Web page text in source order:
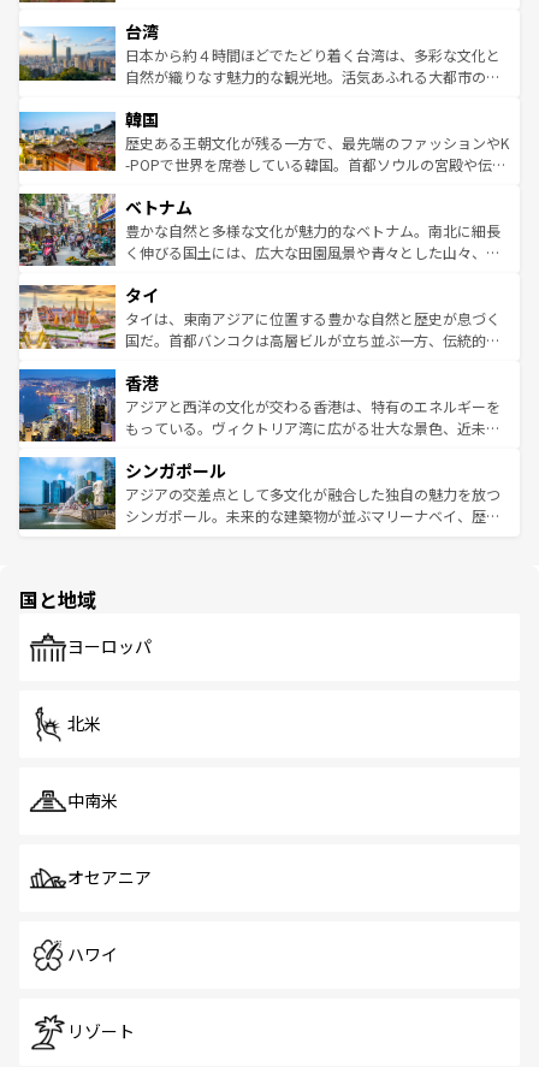
ならではの贅沢な旅のスタイルだ。 なお、新着のアメリカ
情報はコンテンツ一覧を参照してほしい。
れるおもてなしの心で訪れる人々を迎えてくれるハワイの
人々、おいしいローカルフードやハワイアンミュージッ
ク、伝統的なフラダンスなど、すべてがハワイの魅力を彩
ワイを、存分に味わってほしい。 なお、新着のハワイ情報
はコンテンツ一覧を参照してほしい。
リアリーフや大陸中央部にそびえるウルル（エアーズロッ
ク）、タスマニアの美しい原生林やケアンズの熱帯雨林な
ど、見どころがたくさん。また、カフェやワイン、オージ
いる。アクティビティも充実しており、サーフィンやダイ
ビング、ハイキングなど、アウトドア好きにはたまらな
い。オーストラリアの多彩な魅力を存分に味わいつくそ
参照してほしい。
台湾
日本から約４時間ほどでたどり着く台湾は、多彩な文化と
自然が織りなす魅力的な観光地。活気あふれる大都市の台
ン）、静ひつな山岳地帯である台湾東部など、都市の喧騒
と山間の静けさが共存しており、訪れる人に新しい発見と
驚きをもたらしてくれる。また、奥深い台湾の食文化も魅
容にもいいと評判のスイーツなど、バラエティ豊かな料理
が味わえる。 なお、新着の台湾情報は コンテンツ一覧を参
照してほしい。
韓国
歴史ある王朝文化が残る一方で、最先端のファッションやK
-POPで世界を席巻している韓国。首都ソウルの宮殿や伝統
き、地方に足を延ばせば四季折々の自然美を楽しむことが
できる。そして、キムチや焼肉、絶品のストリートフード
まで、さまざまな韓国料理が待っている。夜には、韓国な
リティに包まれながら、韓国の多彩な魅力を心ゆくまで味
わってみてほしい。 なお、新着の韓国情報はコンテンツ一
覧を参照してほしい。
ベトナム
豊かな自然と多様な文化が魅力的なベトナム。南北に細長
く伸びる国土には、広大な田園風景や青々とした山々、世
急速な発展と共に伝統が息づく。ハノイの古い町並みやホ
ーチミン市のフランス統治時代の建物も、独特の雰囲気を
醸し出している。また、バラエティの豊かさとおいしさで
とつ。フォーやバインミー、ベトナムコーヒーなどは、ぜ
ひ現地で味わいたい。どの地域を訪れてもあたたかい人々
が旅行者を迎えてくれるので、きっと忘れられない旅にな
参照してほしい。
タイ
タイは、東南アジアに位置する豊かな自然と歴史が息づく
国だ。首都バンコクは高層ビルが立ち並ぶ一方、伝統的な
の活気が交差している。北部ではチェンマイなどの山岳地
帯で自然と触れ合い、南部ではプーケットやクラビの美し
いビーチでリゾート気分を楽しむことができる。タイ料理
激する。気候は一年中温暖で、どの季節にも異なる楽しみ
が待っている。親しみやすいタイの人々、仏教を中心とし
た文化、そして多様な観光資源が、訪れる旅人を魅了し続
香港
アジアと西洋の文化が交わる香港は、特有のエネルギーを
もっている。ヴィクトリア湾に広がる壮大な景色、近未来
み、どこを訪れても感動するはず。観光スポットが密集し
ており、効率よく見どころを回れるのも魅力。息をのむよ
うな絶景から文化的な体験まで、香港を存分に楽しみ尽く
シンガポール
アジアの交差点として多文化が融合した独自の魅力を放つ
シンガポール。未来的な建築物が並ぶマリーナベイ、歴史
で、ホーカーズは地元の風情を楽しめる外せないスポット
国と地域
ヨーロッパ
北米
中南米
オセアニア
ハワイ
リゾート